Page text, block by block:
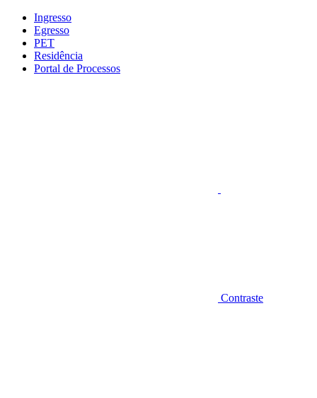
Conteúdo principal
Ingresso
Egresso
PET
Residência
Portal de Processos
Contraste